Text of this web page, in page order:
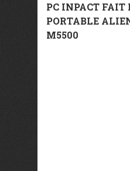
PC INPACT FAIT
PORTABLE
M5500